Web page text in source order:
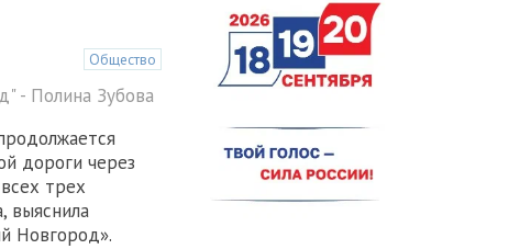
Общество
- Полина Зубова
дороги через
трех
выяснила
Новгород».